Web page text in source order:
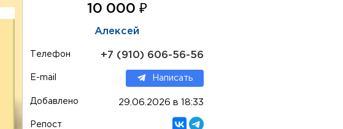
10 000 ₽
Алексей
Телефон +7 (910) 606-56-56
E-mail Написать
Добавлено 29.06.2026 в 18:33
Репост